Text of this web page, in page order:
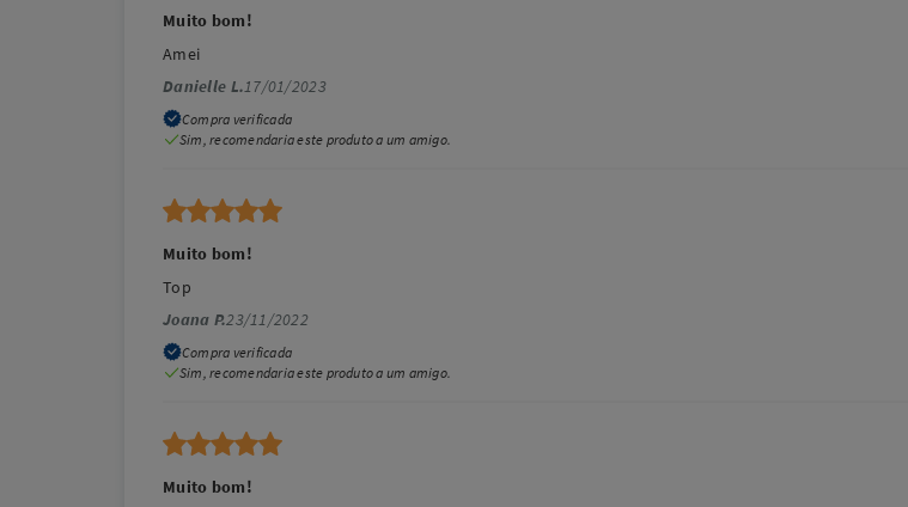
Muito bom!
Amei
Danielle L.17/01/2023
Compra verificada
Sim, recomendaria este produto a um amigo.
Muito bom!
Top
Joana P.23/11/2022
Compra verificada
Sim, recomendaria este produto a um amigo.
Muito bom!